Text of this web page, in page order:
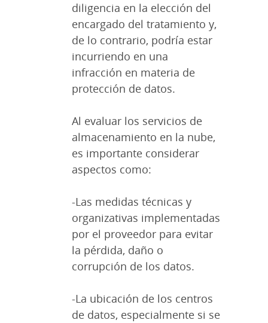
diligencia en la elección del
encargado del tratamiento y,
de lo contrario, podría estar
incurriendo en una
infracción en materia de
protección de datos.
Al evaluar los servicios de
almacenamiento en la nube,
es importante considerar
aspectos como:
-Las medidas técnicas y
organizativas implementadas
por el proveedor para evitar
la pérdida, daño o
corrupción de los datos.
-La ubicación de los centros
de datos, especialmente si se